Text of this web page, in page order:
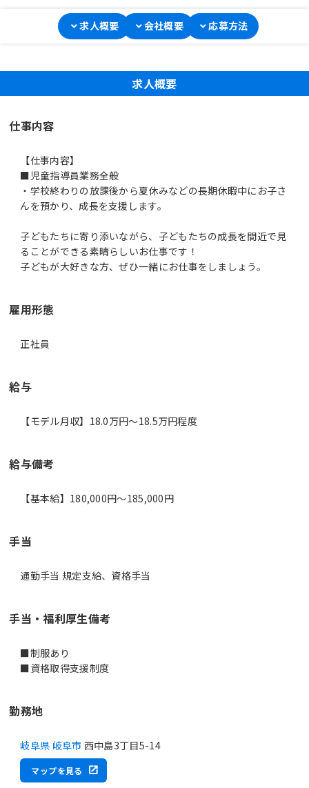
求人概要 会社概要 応募方法
求人概要
仕事内容
【仕事内容】
■児童指導員業務全般
・学校終わりの放課後から夏休みなどの長期休暇中にお子さ
んを預かり、成長を支援します。
子どもたちに寄り添いながら、子どもたちの成長を間近で見
ることができる素晴らしいお仕事です！
雇用形態
正社員
給与
【モデル月収】18.0万円〜18.5万円程度
給与備考
【基本給】180,000円～185,000円
手当
通勤手当 規定支給、資格手当
手当・福利厚生備考
■制服あり
■資格取得支援制度
勤務地
岐阜県 岐阜市 西中島3丁目5-14
マップを見る